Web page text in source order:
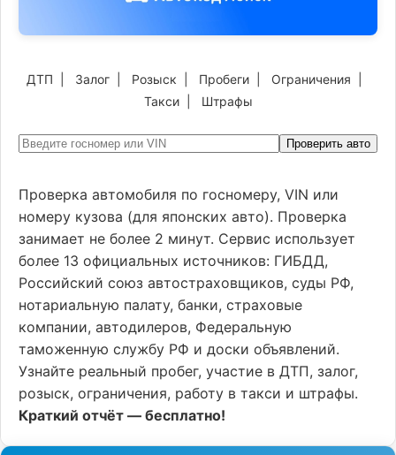
ДТП Залог Розыск Пробеги Ограничения
Такси| Штрафы
Проверить авто
Проверка автомобиля по госномеру, VIN или
номеру кузова (для японских авто). Проверка
занимает не более 2 минут. Сервис использует
более 13 официальных источников: ГИБДД,
Российский союз автостраховщиков, суды РФ,
нотариальную палату, банки, страховые
компании, автодилеров, Федеральную
таможенную службу РФ и доски объявлений.
Узнайте реальный пробег, участие в ДТП, залог,
розыск, ограничения, работу в такси и штрафы.
Краткий отчёт — бесплатно!